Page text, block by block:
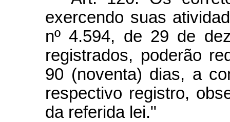
exercendo suas
nº 4.594, de 29 de
registrados, poderão
90 (noventa) dias, a
respectivo registro,
da referida lei."